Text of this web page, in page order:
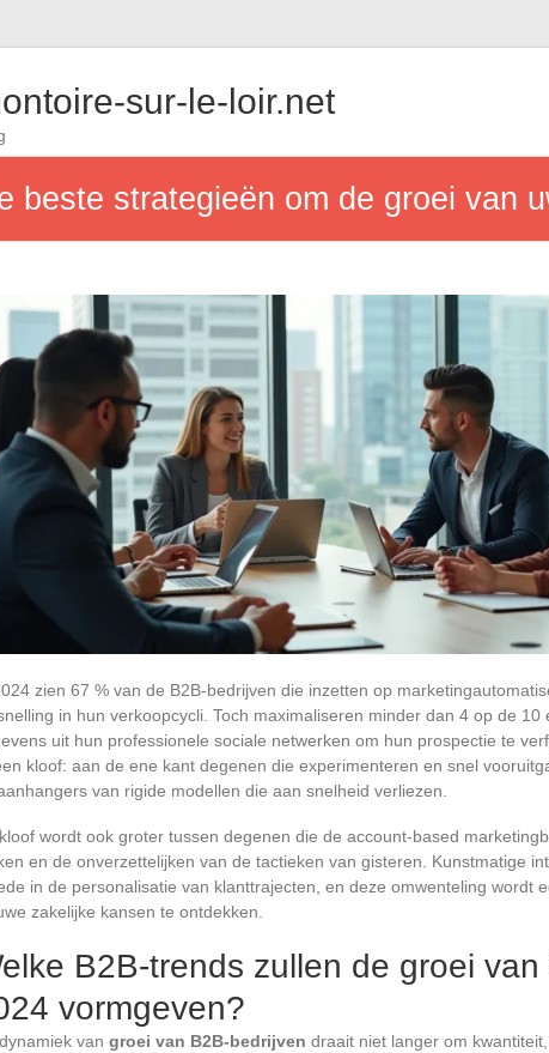
sur-le-loir.net
beste strategieën om de groei van
zien 67 % van de B2B-bedrijven die inzetten op
in hun verkoopcycli. Toch maximaliseren minder dan 4 op de 10
uit hun professionele sociale netwerken om hun prospectie te
kloof: aan de ene kant degenen die experimenteren en snel
van rigide modellen die aan snelheid verliezen.
wordt ook groter tussen degenen die de account-based
en de onverzettelijken van de tactieken van gisteren. Kunstmatige
in de personalisatie van klanttrajecten, en deze omwenteling wordt
zakelijke kansen te ontdekken.
B2B-trends zullen de groei van
vormgeven?
van groei van B2B-bedrijven draait niet langer om